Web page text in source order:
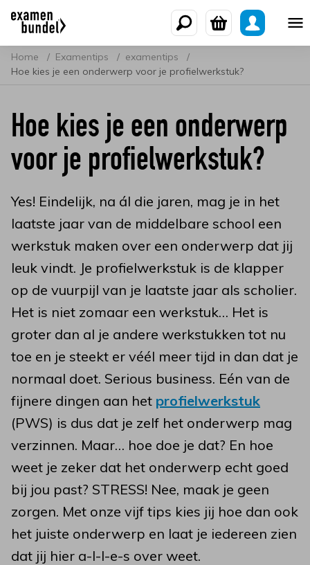
Home Examentips
examentips
Hoe kies je een onderwerp voor je profielwerkstuk?
Hoe kies je een onderwerp
voor je profielwerkstuk?
Yes! Eindelijk, na ál die jaren, mag je in het
laatste jaar van de middelbare school een
werkstuk maken over een onderwerp dat jij
leuk vindt. Je profielwerkstuk is de klapper
op de vuurpijl van je laatste jaar als scholier.
Het is niet zomaar een werkstuk… Het is
groter dan al je andere werkstukken tot nu
toe en je steekt er véél meer tijd in dan dat je
normaal doet. Serious business. Eén van de
fijnere dingen aan het profielwerkstuk
(PWS) is dus dat je zelf het onderwerp mag
verzinnen. Maar… hoe doe je dat? En hoe
weet je zeker dat het onderwerp echt goed
bij jou past? STRESS! Nee, maak je geen
zorgen. Met onze vijf tips kies jij hoe dan ook
het juiste onderwerp en laat je iedereen zien
dat jij hier a-l-l-e-s over weet.